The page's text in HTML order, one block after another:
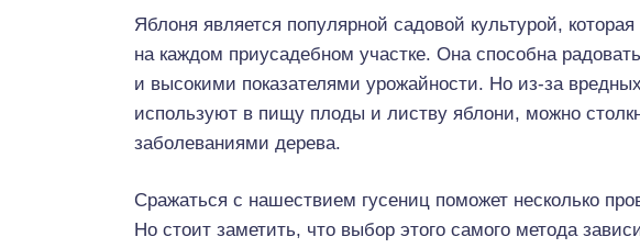
Яблоня является популярной садовой культурой,
на каждом приусадебном участке. Она способна
и высокими показателями урожайности. Но из-за
используют в пищу плоды и листву яблони, можно
заболеваниями дерева.
Сражаться с нашествием гусениц поможет несколько
Но стоит заметить, что выбор этого самого метода